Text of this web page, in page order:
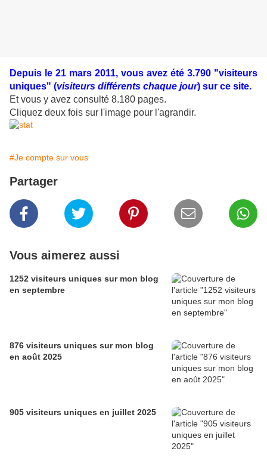
Depuis le 21 mars 2011, vous avez été 3.790 "visiteurs
uniques" (visiteurs différents chaque jour) sur ce site.
Et vous y avez consulté 8.180 pages.
Cliquez deux fois sur l'image pour l'agrandir.
#Je compte sur vous
Partager
Vous aimerez aussi
1252 visiteurs uniques sur mon blog
en septembre
876 visiteurs uniques sur mon blog
en août 2025
905 visiteurs uniques en juillet 2025